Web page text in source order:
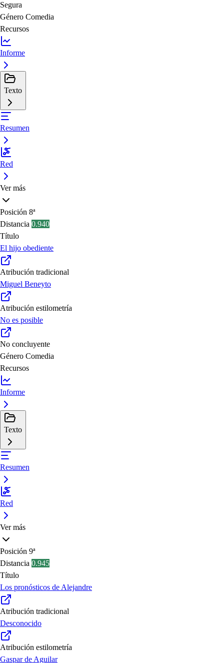
Segura
Género Comedia
Recursos
Informe
Texto
Resumen
Red
Ver más
Posición 8ª
Distancia 0.940
Título
El hijo obediente
Atribución tradicional
Miguel Beneyto
Atribución estilometría
No es posible
No concluyente
Género Comedia
Recursos
Informe
Texto
Resumen
Red
Ver más
Posición 9ª
Distancia 0.945
Título
Los pronósticos de Alejandre
Atribución tradicional
Desconocido
Atribución estilometría
Gaspar de Aguilar